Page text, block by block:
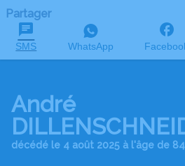
Partager
SMS WhatsApp
André
décédé le 4 août 2025 à l'âge de